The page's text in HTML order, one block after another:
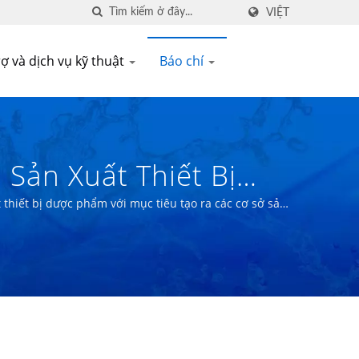
VIỆT
và dịch vụ kỹ thuật Báo chí
Xuất Thiết Bị
Đài Loan | E
thiết bị dược phẩm với mục tiêu tạo ra các cơ sở sản